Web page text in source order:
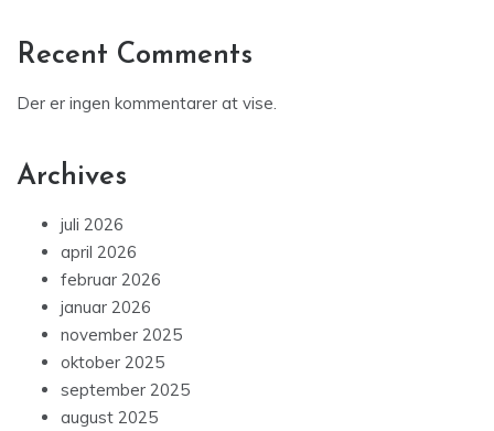
Recent Comments
Der er ingen kommentarer at vise.
Archives
juli 2026
april 2026
februar 2026
januar 2026
november 2025
oktober 2025
september 2025
august 2025